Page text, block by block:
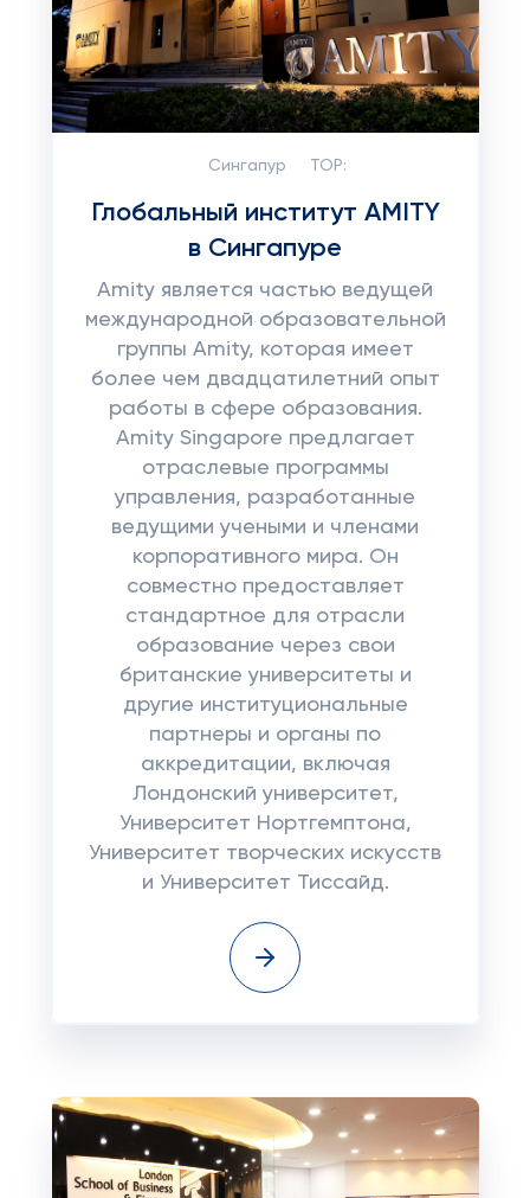
Сингапур TOP:
Глобальный институт AMITY
в Сингапуре
Amity является частью ведущей
международной образовательной
группы Amity, которая имеет
более чем двадцатилетний опыт
работы в сфере образования.
Amity Singapore предлагает
отраслевые программы
управления, разработанные
ведущими учеными и членами
корпоративного мира. Он
совместно предоставляет
стандартное для отрасли
образование через свои
британские университеты и
другие институциональные
партнеры и органы по
аккредитации, включая
Лондонский университет,
Университет Нортгемптона,
Университет творческих искусств
и Университет Тиссайд.